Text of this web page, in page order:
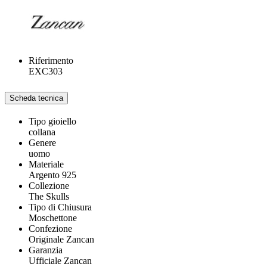
Riferimento
EXC303
Scheda tecnica
Tipo gioiello
collana
Genere
uomo
Materiale
Argento 925
Collezione
The Skulls
Tipo di Chiusura
Moschettone
Confezione
Originale Zancan
Garanzia
Ufficiale Zancan